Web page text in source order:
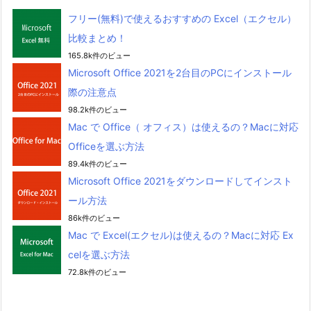
フリー(無料)で使えるおすすめの Excel（エクセル）
比較まとめ！
165.8k件のビュー
Microsoft Office 2021を2台目のPCにインストール
際の注意点
98.2k件のビュー
Mac で Office（ オフィス）は使えるの？Macに対応
Officeを選ぶ方法
89.4k件のビュー
Microsoft Office 2021をダウンロードしてインスト
ール方法
86k件のビュー
Mac で Excel(エクセル)は使えるの？Macに対応 Ex
celを選ぶ方法
72.8k件のビュー